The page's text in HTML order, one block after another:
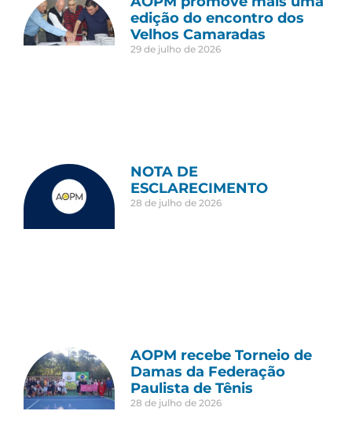
edição do encontro dos
Velhos Camaradas
29 de julho de 2026
NOTA DE
ESCLARECIMENTO
28 de julho de 2026
AOPM recebe Torneio de
Damas da Federação
Paulista de Tênis
28 de julho de 2026